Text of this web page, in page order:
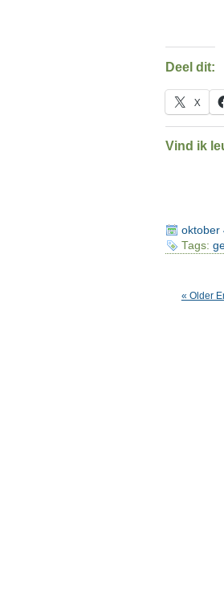
Deel dit:
X
Vind ik
oktober
Tags:
« Older